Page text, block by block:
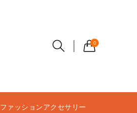
0
ファッションアクセサリー